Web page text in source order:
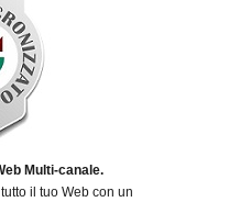
Multi-canale.
il tuo Web con un